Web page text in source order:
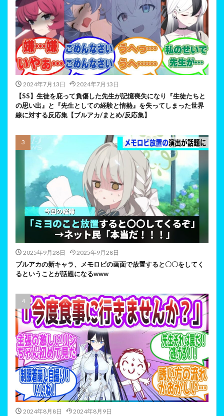
2024年7月13日 2024年7月13日
【SS】生徒を庇って負傷した先生が記憶喪失になり『生徒たちと
の思い出』と『先生としての経験と情熱』を失ってしまった世界
線に対する反応集【ブルアカ/まとめ/反応集】
2025年9月28日 2025年9月28日
ブルアカの新キャラ、メモロビの画面で放置すると〇〇をしてく
るということが話題になるwww
2024年8月8日 2024年8月9日